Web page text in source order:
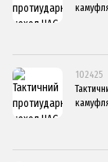
102425